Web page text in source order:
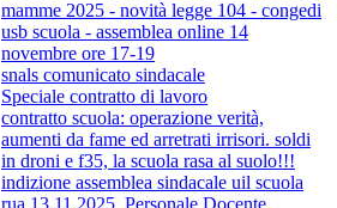
mamme 2025 - novità legge 104 - congedi
usb scuola - assemblea online 14
novembre ore 17-19
snals comunicato sindacale
Speciale contratto di lavoro
contratto scuola: operazione verità,
aumenti da fame ed arretrati irrisori. soldi
in droni e f35, la scuola rasa al suolo!!!
indizione assemblea sindacale uil scuola